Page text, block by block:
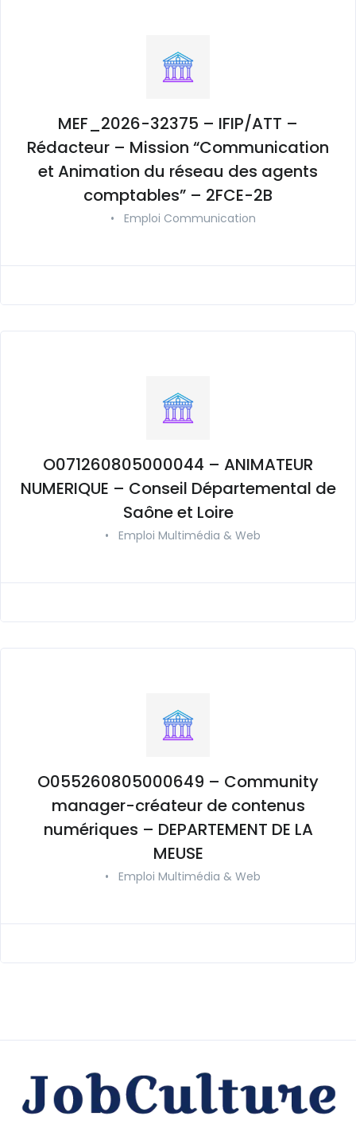
MEF_2026-32375 – IFIP/ATT –
Rédacteur – Mission “Communication
et Animation du réseau des agents
comptables” – 2FCE-2B
• Emploi Communication
O071260805000044 – ANIMATEUR
NUMERIQUE – Conseil Départemental de
Saône et Loire
• Emploi Multimédia & Web
O055260805000649 – Community
manager-créateur de contenus
numériques – DEPARTEMENT DE LA
MEUSE
• Emploi Multimédia & Web